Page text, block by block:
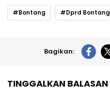
Bontang Dprd Bontang
Bagikan:
TINGGALKAN BALASAN